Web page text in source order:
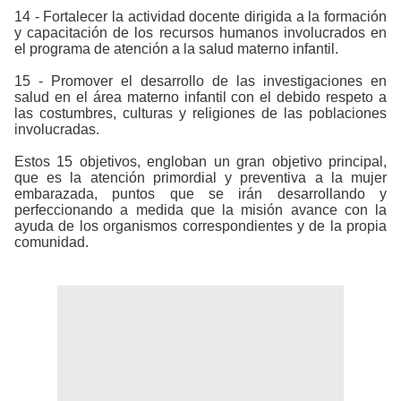
14 - Fortalecer la actividad docente dirigida a la formación
y capacitación de los recursos humanos involucrados en
el programa de atención a la salud materno infantil.
15 - Promover el desarrollo de las investigaciones en
salud en el área materno infantil con el debido respeto a
las costumbres, culturas y religiones de las poblaciones
involucradas.
Estos 15 objetivos, engloban un gran objetivo principal,
que es la atención primordial y preventiva a la mujer
embarazada, puntos que se irán desarrollando y
perfeccionando a medida que la misión avance con la
ayuda de los organismos correspondientes y de la propia
comunidad.